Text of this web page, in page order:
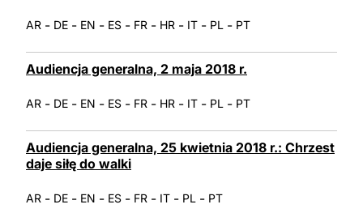
AR - DE - EN - ES - FR - HR - IT - PL - PT
Audiencja generalna, 2 maja 2018 r.
AR - DE - EN - ES - FR - HR - IT - PL - PT
Audiencja generalna, 25 kwietnia 2018 r.: Chrzest
daje siłę do walki
AR - DE - EN - ES - FR - IT - PL - PT